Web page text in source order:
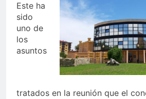
Este ha
sido
uno de
los
asuntos
tratados en la reunión que el